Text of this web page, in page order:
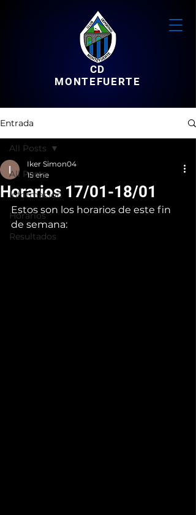
CD
MONTEFUERTE
Entrada
All Posts
Informacion
Horarios
Resultados
All Posts
Horarios 17/01-18/01
Iker Simon04
15 ene
Estos son los horarios de este fin
de semana: